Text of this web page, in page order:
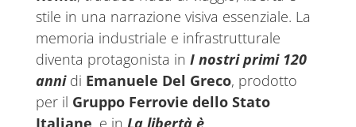
stile in una narrazione visiva essenziale. La
memoria industriale e infrastrutturale
diventa protagonista in I nostri primi 120
annidi Emanuele Del Greco, prodotto
per il Gruppo Ferrovie dello Stato